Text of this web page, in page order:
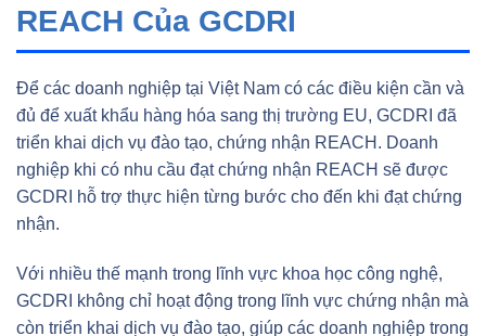
REACH Của GCDRI
Để các doanh nghiệp tại Việt Nam có các điều kiện cần và
đủ để xuất khẩu hàng hóa sang thị trường EU, GCDRI đã
triển khai dịch vụ đào tạo, chứng nhận REACH. Doanh
nghiệp khi có nhu cầu đạt chứng nhận REACH sẽ được
GCDRI hỗ trợ thực hiện từng bước cho đến khi đạt chứng
nhận.
Với nhiều thế mạnh trong lĩnh vực khoa học công nghệ,
GCDRI không chỉ hoạt động trong lĩnh vực chứng nhận mà
còn triển khai dịch vụ đào tạo, giúp các doanh nghiệp trong